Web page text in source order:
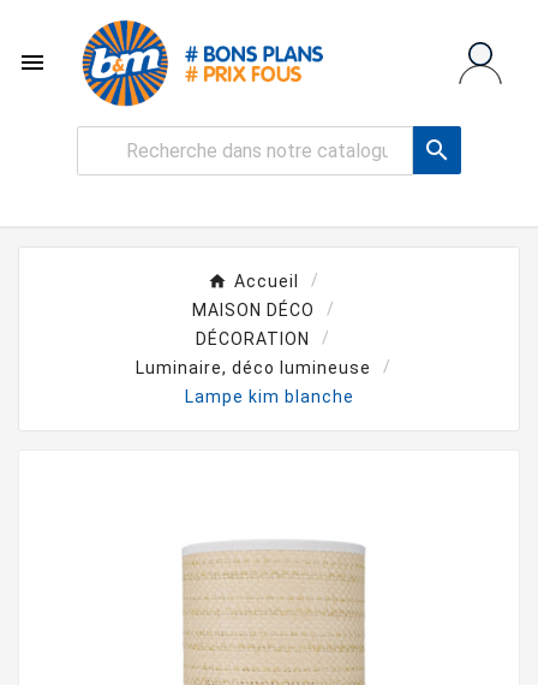


Accueil
MAISON DÉCO
DÉCORATION
Luminaire, déco lumineuse
Lampe kim blanche